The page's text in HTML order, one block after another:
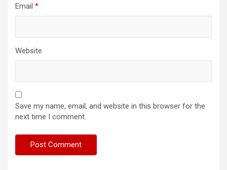
Email *
Website
Save my name, email, and website in this browser for the
next time I comment.